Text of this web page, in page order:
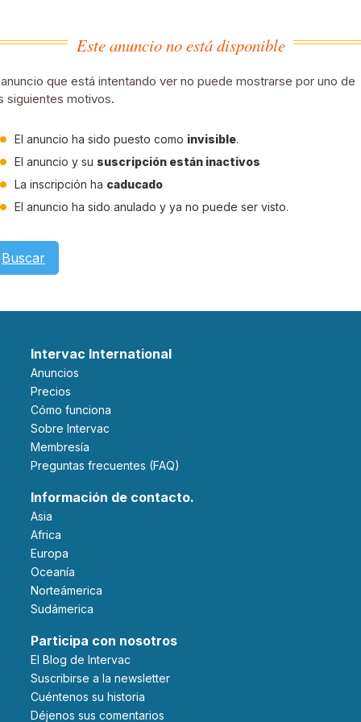
Este anuncio no está disponible
que está intentando ver no puede mostrarse por uno de
siguientes motivos.
El anuncio ha sido puesto como invisible.
El anuncio y su suscripción están inactivos
La inscripción ha caducado
El anuncio ha sido anulado y ya no puede ser visto.
Buscar
Intervac International
Anuncios
Precios
Cómo funciona
Sobre Intervac
Membresía
Preguntas frecuentes (FAQ)
Información de contacto.
Asia
Africa
Europa
Oceanía
Norteámerica
Sudámerica
Participa con nosotros
El Blog de Intervac
Suscribirse a la newsletter
Cuéntenos su historia
Déjenos sus comentarios